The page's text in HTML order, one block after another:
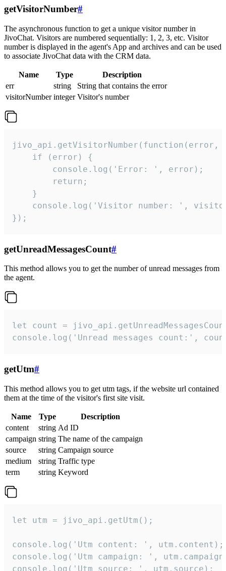
getVisitorNumber#
The asynchronous function to get a unique visitor number in
JivoChat. Visitors are numbered sequentially: 1, 2, 3, etc. Visitor
number is displayed in the agent's App and archives and can be used
to associate JivoChat data with the CRM data.
Name Type
Description
err
string
String that contains the error
visitorNumber integer Visitor's number
jivo_api.getVisitorNumber(function(error,
    if (error) {
        console.log('Error: ', error);
        return;
    }
console.log('Visitor number: ',
});
getUnreadMessagesCount#
This method allows you to get the number of unread messages from
the agent.
let count =
console.log('Unread messages count:',
getUtm#
This method allows you to get utm tags, if the website url contained
them at the time of the visitor's first site visit.
Name Type
Description
content
string Ad ID
campaign string The name of the campaign
source
string Campaign source
medium
string Traffic type
term
string Keyword
let utm = jivo_api.getUtm();
console.log('Utm content: ', utm.content);
console.log('Utm campaign: ',
console.log('Utm source: ', utm.source);